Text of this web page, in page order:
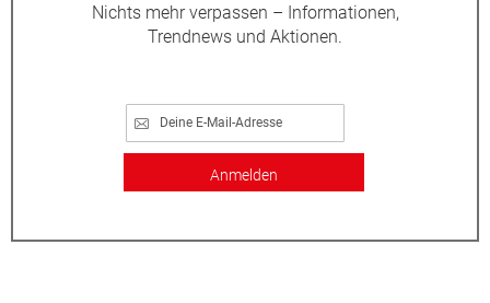
Nichts mehr verpassen – Informationen,
Trendnews und Aktionen.
Anmelden